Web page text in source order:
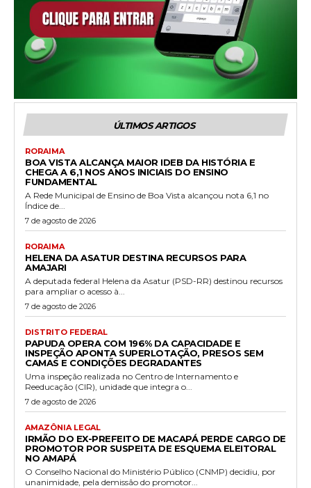
ÚLTIMOS ARTIGOS
RORAIMA
BOA VISTA ALCANÇA MAIOR IDEB DA HISTÓRIA E
CHEGA A 6,1 NOS ANOS INICIAIS DO ENSINO
FUNDAMENTAL
A Rede Municipal de Ensino de Boa Vista alcançou nota 6,1 no
Índice de...
7 de agosto de 2026
RORAIMA
HELENA DA ASATUR DESTINA RECURSOS PARA
AMAJARI
A deputada federal Helena da Asatur (PSD-RR) destinou recursos
para ampliar o acesso à...
7 de agosto de 2026
DISTRITO FEDERAL
PAPUDA OPERA COM 196% DA CAPACIDADE E
INSPEÇÃO APONTA SUPERLOTAÇÃO, PRESOS SEM
CAMAS E CONDIÇÕES DEGRADANTES
Uma inspeção realizada no Centro de Internamento e
Reeducação (CIR), unidade que integra o...
7 de agosto de 2026
AMAZÔNIA LEGAL
IRMÃO DO EX-PREFEITO DE MACAPÁ PERDE CARGO DE
PROMOTOR POR SUSPEITA DE ESQUEMA ELEITORAL
NO AMAPÁ
O Conselho Nacional do Ministério Público (CNMP) decidiu, por
unanimidade, pela demissão do promotor...